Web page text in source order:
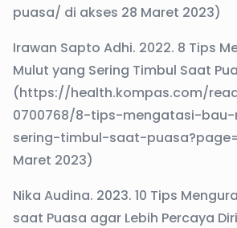
puasa/ di akses 28 Maret 2023)
Irawan Sapto Adhi. 2022. 8 Tips
Mulut yang Sering Timbul Saat
(https://health.kompas.com/
0700768/8-tips-mengatasi-
sering-timbul-saat-
Maret 2023)
Nika Audina. 2023. 10 Tips
saat Puasa agar Lebih Percaya